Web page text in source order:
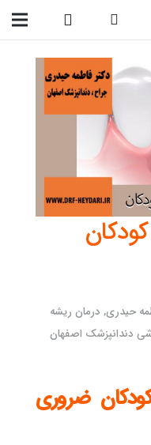
حیدری, درمان ریشه
دندانپزشک اصفهان
ضروری